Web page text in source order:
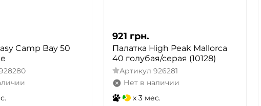
Camp Bay 50
921 грн.
Палатка High Peak Mallorca
40 голубая/серая (10128)
Артикул 926281
Нет в наличии
x 3 мес.